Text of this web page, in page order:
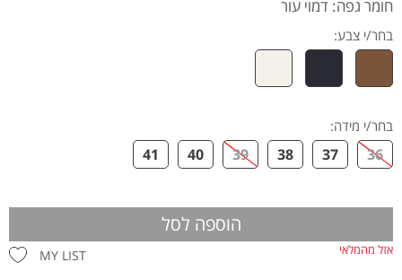
חומר גפה: דמוי עור
בחר/י צבע:
בחר/י מידה:
36
37
38
39
40
41
הוספה לסל
MY LIST אזל מהמלאי